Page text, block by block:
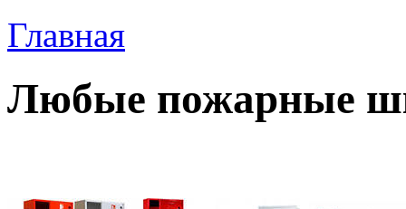
Главная
Любые пожарные